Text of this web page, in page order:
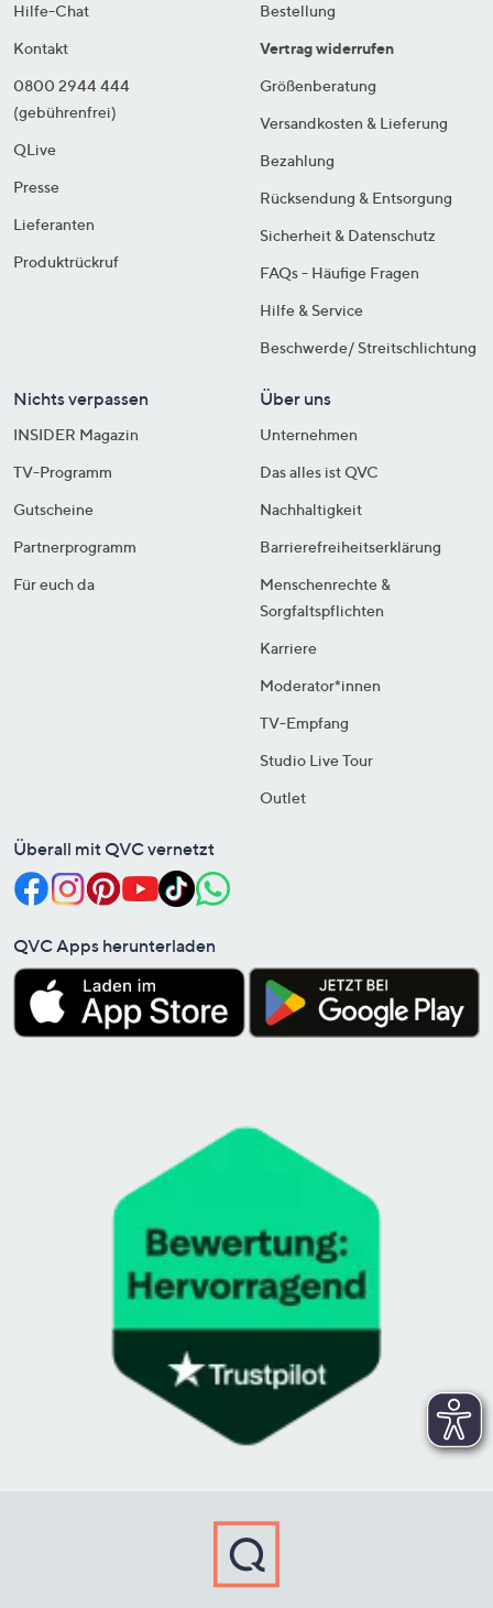
Hilfe-Chat
Kontakt
0800 2944 444
(gebührenfrei)
QLive
Presse
Lieferanten
Produktrückruf
Bestellung
Vertrag widerrufen
Größenberatung
Versandkosten & Lieferung
Bezahlung
Rücksendung & Entsorgung
Sicherheit & Datenschutz
FAQs - Häufige Fragen
Hilfe & Service
Beschwerde/ Streitschlichtung
Nichts verpassen
INSIDER Magazin
TV-Programm
Gutscheine
Partnerprogramm
Für euch da
Über uns
Unternehmen
Das alles ist QVC
Nachhaltigkeit
Barrierefreiheitserklärung
Menschenrechte &
Sorgfaltspflichten
Karriere
Moderator*innen
TV-Empfang
Studio Live Tour
Outlet
Überall mit QVC vernetzt
QVC Apps herunterladen